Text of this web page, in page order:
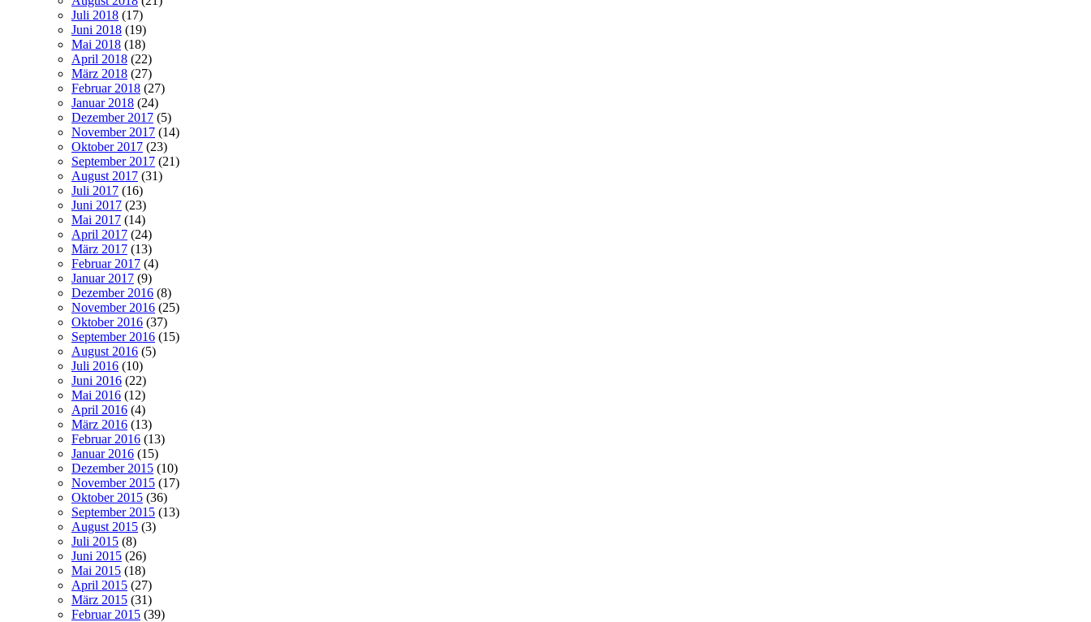
Juli 2018 (17)
Juni 2018 (19)
Mai 2018 (18)
April 2018 (22)
März 2018 (27)
Februar 2018 (27)
Januar 2018 (24)
Dezember 2017 (5)
November 2017 (14)
Oktober 2017 (23)
September 2017 (21)
August 2017 (31)
Juli 2017 (16)
Juni 2017 (23)
Mai 2017 (14)
April 2017 (24)
März 2017 (13)
Februar 2017 (4)
Januar 2017 (9)
Dezember 2016 (8)
November 2016 (25)
Oktober 2016 (37)
September 2016 (15)
August 2016 (5)
Juli 2016 (10)
Juni 2016 (22)
Mai 2016 (12)
April 2016 (4)
März 2016 (13)
Februar 2016 (13)
Januar 2016 (15)
Dezember 2015 (10)
November 2015 (17)
Oktober 2015 (36)
September 2015 (13)
August 2015 (3)
Juli 2015 (8)
Juni 2015 (26)
Mai 2015 (18)
April 2015 (27)
März 2015 (31)
Februar 2015 (39)